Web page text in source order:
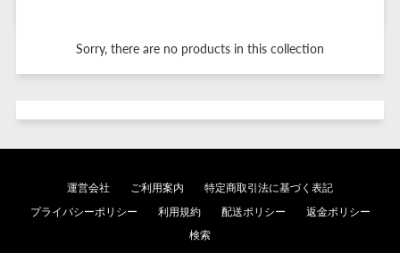
Sorry, there are no products in this collection
運営会社 ご利用案内
特定商取引法に基づく表記
プライバシーポリシー
利用規約 配送ポリシー
返金ポリシー
検索